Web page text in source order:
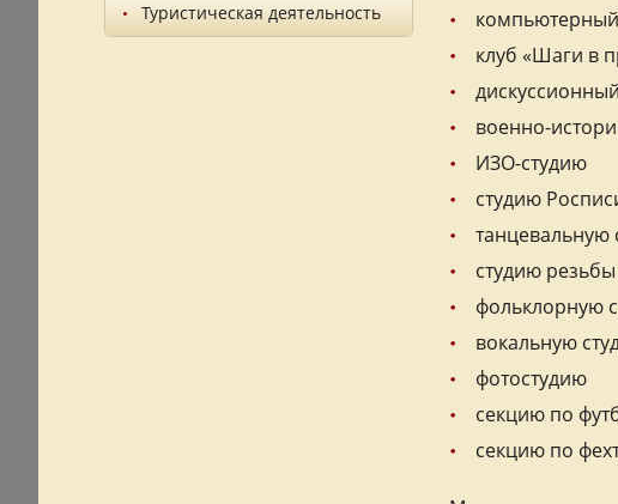
Туристическая деятельность
клуб «Шаги в
военно-
ИЗО-студию
студию
танцевальную
студию
фольклорную
вокальную
фотостудию
секцию по
секцию по